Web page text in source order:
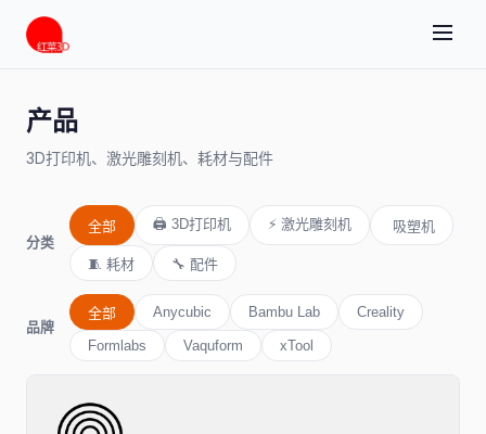
产品
3D打印机、激光雕刻机、耗材与配件
分类
全部 🖨️ 3D打印机 ⚡ 激光雕刻机 ️ 吸塑机
🧵 耗材 🔧 配件
品牌
全部 Anycubic Bambu Lab Creality
Formlabs Vaquform xTool